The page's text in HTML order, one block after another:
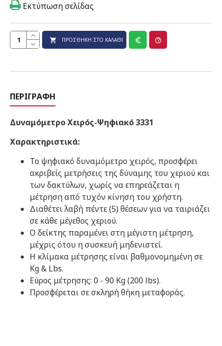
ΠΡΟΣΘΉΚΗ ΣΤΟ ΚΑΛΆΘΙ
Εκτύπωση σελίδας
ΠΕΡΙΓΡΑΦΉ
Δυναμόμετρο Χειρός-Ψηφιακό 3331
Χαρακτηριστικά:
Το ψηφιακό δυναμόμετρο χειρός, προσφέρει
ακριβείς μετρήσεις της δύναμης του χεριού και
των δακτύλων, χωρίς να επηρεάζεται η
μέτρηση από τυχόν κίνηση του χρήστη.
Διαθέτει λαβή πέντε (5) θέσεων για να ταιριάζει
σε κάθε μέγεθος χεριού.
Ο δείκτης παραμένει στη μέγιστη μέτρηση,
μέχρις ότου η συσκευή μηδενιστεί.
Η κλίμακα μέτρησης είναι βαθμονομημένη σε
Kg & Lbs.
Εύρος μέτρησης: 0 - 90 Kg (200 lbs).
Προσφέρεται σε σκληρή θήκη μεταφοράς.